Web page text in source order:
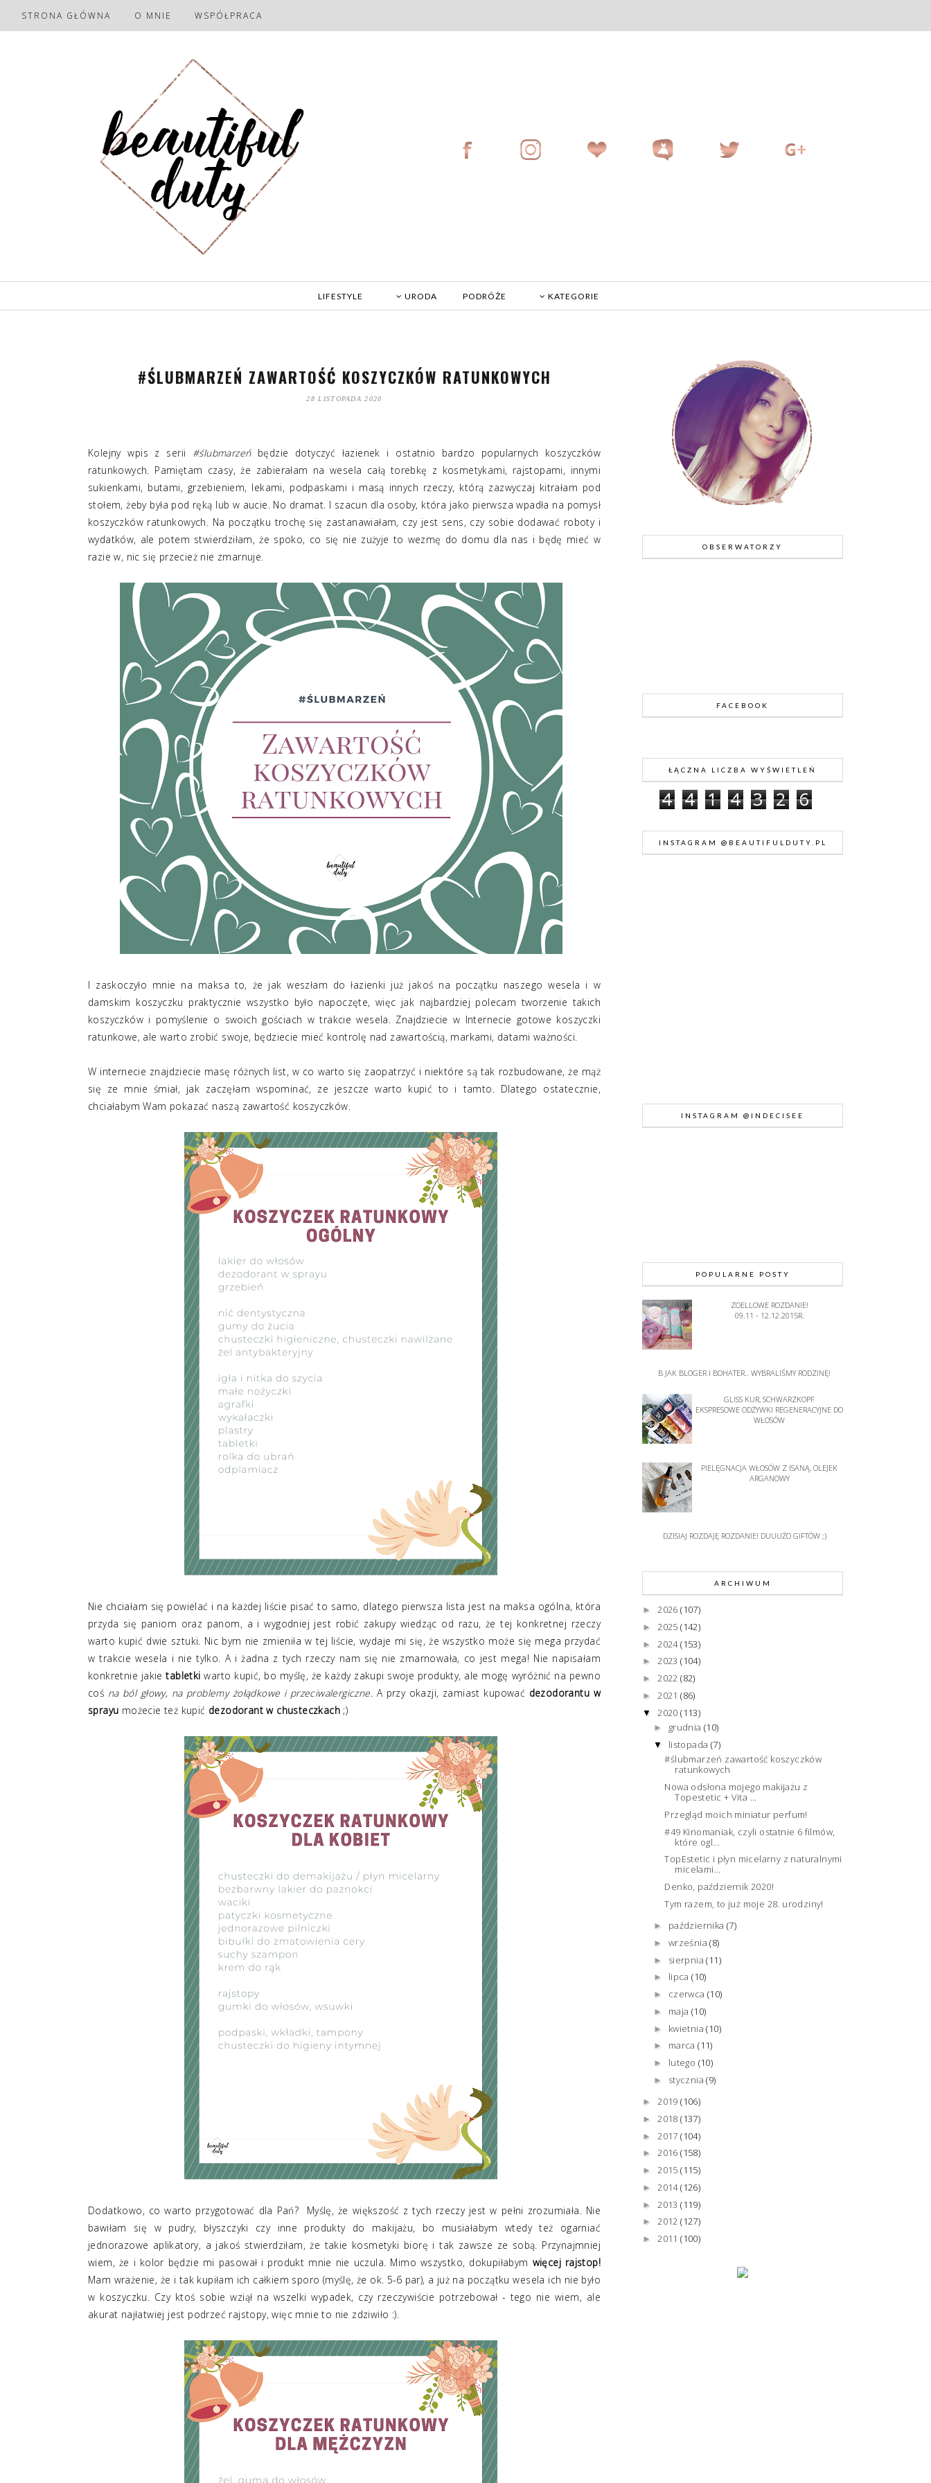
STRONA GŁÓWNA O MNIE WSPÓŁPRACA
LIFESTYLE URODA PODRÓŻE KATEGORIE
#ŚLUBMARZEŃ ZAWARTOŚĆ KOSZYCZKÓW RATUNKOWYCH
28 LISTOPADA 2020
Kolejny wpis z serii #ślubmarzeńbędzie dotyczyć łazienek i ostatnio bardzo popularnych koszyczków
ratunkowych. Pamiętam czasy, że zabierałam na wesela całą torebkę z kosmetykami, rajstopami, innymi
sukienkami, butami, grzebieniem, lekami, podpaskami i masą innych rzeczy, którą zazwyczaj kitrałam pod
stołem, żeby była pod ręką lub w aucie. No dramat. I szacun dla osoby, która jako pierwsza wpadła na pomysł
koszyczków ratunkowych. Na początku trochę się zastanawiałam, czy jest sens, czy sobie dodawać roboty i
wydatków, ale potem stwierdziłam, że spoko, co się nie zużyje to wezmę do domu dla nas i będę mieć w
razie w, nic się przecież nie zmarnuje.
I zaskoczyło mnie na maksa to, że jak weszłam do łazienki już jakoś na początku naszego wesela i w
damskim koszyczku praktycznie wszystko było napoczęte, więc jak najbardziej polecam tworzenie takich
koszyczków i pomyślenie o swoich gościach w trakcie wesela. Znajdziecie w Internecie gotowe koszyczki
ratunkowe, ale warto zrobić swoje, będziecie mieć kontrolę nad zawartością, markami, datami ważności.
W internecie znajdziecie masę różnych list, w co warto się zaopatrzyć i niektóre są tak rozbudowane, że mąż
się ze mnie śmiał, jak zaczęłam wspominać, ze jeszcze warto kupić to i tamto. Dlatego ostatecznie,
chciałabym Wam pokazać naszą zawartość koszyczków.
Nie chciałam się powielać i na każdej liście pisać to samo, dlatego pierwsza lista jest na maksa ogólna, która
przyda się paniom oraz panom, a i wygodniej jest robić zakupy wiedząc od razu, że tej konkretnej rzeczy
warto kupić dwie sztuki. Nic bym nie zmieniła w tej liście, wydaje mi się, że wszystko może się mega przydać
w trakcie wesela i nie tylko. A i żadna z tych rzeczy nam się nie zmarnowała, co jest mega! Nie napisałam
konkretnie jakietabletki warto kupić, bo myślę, że każdy zakupi swoje produkty, ale mogę wyróżnić na pewno
coś na ból głowy, na problemy żołądkowe i przeciwalergiczne. A przy okazji, zamiast kupować dezodorantu w
sprayu możecie też kupić dezodorant w chusteczkach ;)
Dodatkowo, co warto przygotować dla Pań? Myślę, że większość z tych rzeczy jest w pełni zrozumiała. Nie
bawiłam się w pudry, błyszczyki czy inne produkty do makijażu, bo musiałabym wtedy też ogarniać
jednorazowe aplikatory, a jakoś stwierdziłam, że takie kosmetyki biorę i tak zawsze ze sobą. Przynajmniej
wiem, że i kolor będzie mi pasował i produkt mnie nie uczula. Mimo wszystko, dokupiłabym więcej rajstop!
Mam wrażenie, że i tak kupiłam ich całkiem sporo (myślę, że ok. 5-6 par), a już na początku wesela ich nie było
w koszyczku. Czy ktoś sobie wziął na wszelki wypadek, czy rzeczywiście potrzebował - tego nie wiem, ale
akurat najłatwiej jest podrzeć rajstopy, więc mnie to nie zdziwiło :).
OBSERWATORZY
FACEBOOK
ŁĄCZNA LICZBA WYŚWIETLEŃ
4 4 1 4 3 2 6
INSTAGRAM @BEAUTIFULDUTY.PL
INSTAGRAM @INDECISEE
POPULARNE POSTY
ZOELLOWE ROZDANIE!
09.11 - 12.12.2015R.
B JAK BLOGER I BOHATER.. WYBRALIŚMY RODZINĘ!
GLISS KUR, SCHWARZKOPF
EKSPRESOWE ODŻYWKI REGENERACYJNE DO
WŁOSÓW
PIELĘGNACJA WŁOSÓW Z ISANĄ, OLEJEK
ARGANOWY
DZISIAJ ROZDAJĘ ROZDANIE! DUUUŻO GIFTÓW ;)
ARCHIWUM
►2026(107)
► 2025(142)
► 2024(153)
►2023(104)
►2022(82)
► 2021(86)
▼ 2020(113)
► grudnia (10)
▼ listopada (7)
#ślubmarzeń zawartość koszyczków
ratunkowych
Nowa odsłona mojego makijażu z
Topestetic + Vita ...
Przegląd moich miniatur perfum!
#49 Kinomaniak, czyli ostatnie 6 filmów,
które ogl...
TopEstetic i płyn micelarny z naturalnymi
micelami...
Denko, październik 2020!
Tym razem, to już moje 28. urodziny!
► października (7)
► września(8)
► sierpnia(11)
► lipca(10)
► czerwca (10)
► maja (10)
► kwietnia(10)
► marca(11)
► lutego (10)
► stycznia(9)
►2019(106)
► 2018(137)
► 2017(104)
►2016(158)
►2015(115)
► 2014(126)
► 2013(119)
►2012(127)
►2011(100)